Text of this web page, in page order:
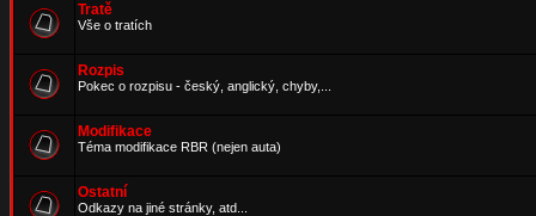
Tratě
Vše o tratích
Rozpis
Pokec o rozpisu - český, anglický, chyby,...
Modifikace
Téma modifikace RBR (nejen auta)
Ostatní
Odkazy na jiné stránky, atd...